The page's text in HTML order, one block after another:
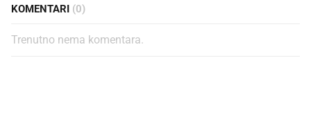
KOMENTARI (0)
Trenutno nema komentara.